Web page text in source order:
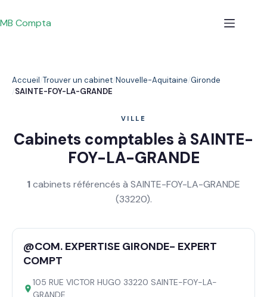
au
contenu
MB Compta
Accueil Trouver un cabinet Nouvelle-Aquitaine Gironde
SAINTE-FOY-LA-GRANDE
VILLE
Cabinets comptables à SAINTE-
FOY-LA-GRANDE
1cabinets référencés à SAINTE-FOY-LA-GRANDE
(33220).
@COM. EXPERTISE GIRONDE- EXPERT
COMPT
105 RUE VICTOR HUGO 33220 SAINTE-FOY-LA-
GRANDE